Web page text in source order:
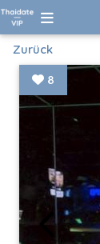
Zurück
8